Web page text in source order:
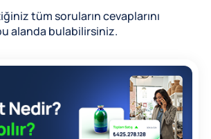
tüm soruların cevaplarını
alanda bulabilirsiniz.